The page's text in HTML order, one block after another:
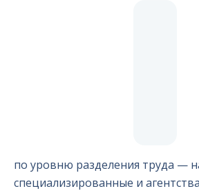
по уровню разделения труда —
специализированные и